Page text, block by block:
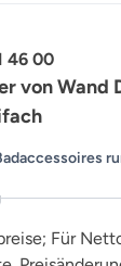
46 00
von Wand
Für